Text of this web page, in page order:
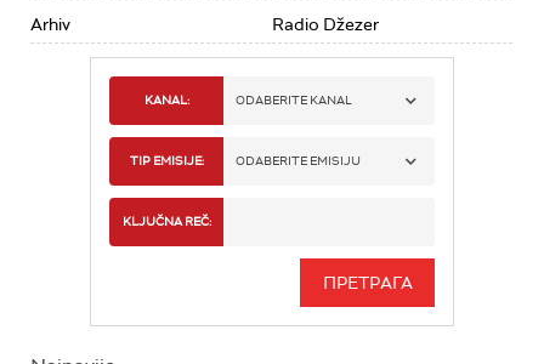
Arhiv Radio Džezer
KANAL: ODABERITE KANAL
RADIO BEOGRAD 1
RADIO BEOGRAD 3
TIP EMISIJE: ODABERITE EMISIJU
INFO
KLJUČNA REČ: